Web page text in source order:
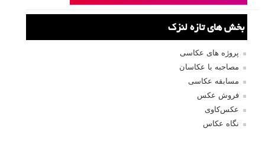
بخش های تازه لنزک
پروژه های عکاسی
مصاحبه با عکاسان
مسابقه عکاسی
فروش عکس
عکس‌کاوی
نگاه عکاس